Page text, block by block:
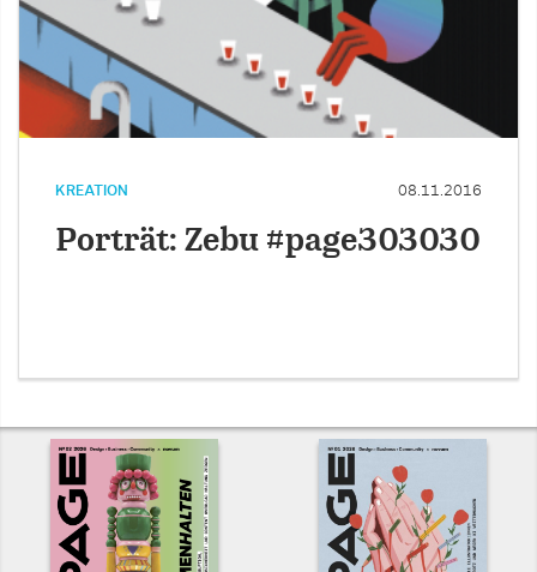
KREATION 08.11.2016
Porträt: Zebu #page303030